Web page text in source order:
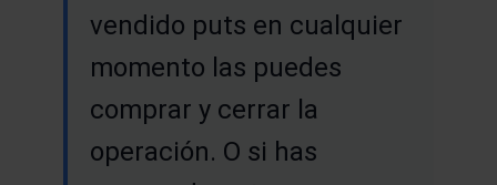
vendido puts en cualquier
momento las puedes
comprar y cerrar la
operación. O si has